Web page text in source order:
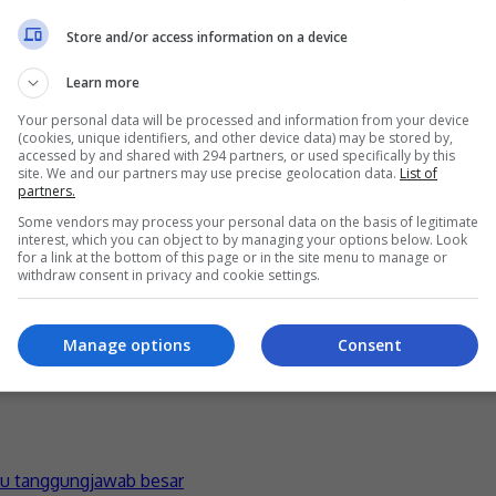
A post shared by Elizabeth Tan (@elizabethtan)
pihak setelah Warner Music bersetuju untuk melepaskan
Music adalah memberi tumpuan sepenuhnya kepada
selepas tiga tahun bernaung di bawah syarikat rakaman
Nisa
Store and/or access information on a device
Learn more
Your personal data will be processed and information from your device
(cookies, unique identifiers, and other device data) may be stored by,
accessed by and shared with 294 partners, or used specifically by this
site. We and our partners may use precise geolocation data. List of
partners.
Some vendors may process your personal data on the basis of legitimate
interest, which you can object to by managing your options below. Look
for a link at the bottom of this page or in the site menu to manage or
withdraw consent in privacy and cookie settings.
Consent
Manage options